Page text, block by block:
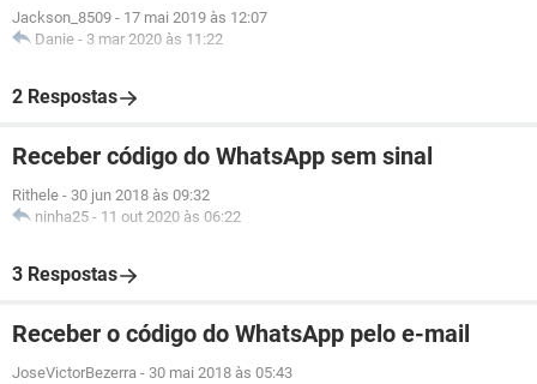
Jackson_8509 - 17 mai 2019 às 12:07
Danie - 3 mar 2020 às 11:22
2 Respostas
Receber código do WhatsApp sem sinal
Rithele - 30 jun 2018 às 09:32
ninha25 - 11 out 2020 às 06:22
3 Respostas
Receber o código do WhatsApp pelo e-mail
JoseVictorBezerra - 30 mai 2018 às 05:43